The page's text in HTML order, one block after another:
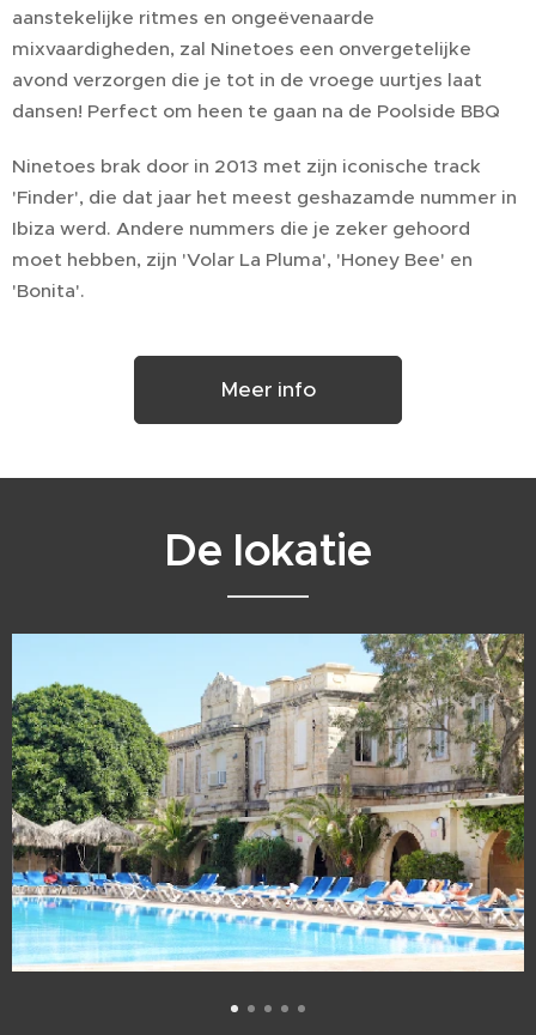
aanstekelijke ritmes en ongeëvenaarde
mixvaardigheden, zal Ninetoes een onvergetelijke
avond verzorgen die je tot in de vroege uurtjes laat
dansen! Perfect om heen te gaan na de Poolside BBQ
Ninetoes brak door in 2013 met zijn iconische track
'Finder', die dat jaar het meest geshazamde nummer in
Ibiza werd. Andere nummers die je zeker gehoord
moet hebben, zijn 'Volar La Pluma', 'Honey Bee' en
'Bonita'.
Meer info
De lokatie